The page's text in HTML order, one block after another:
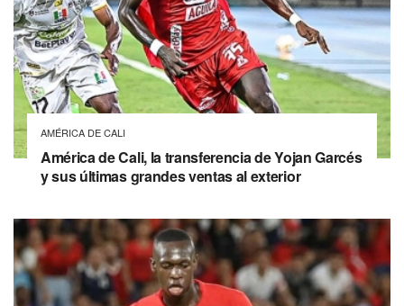
AMÉRICA DE CALI
América de Cali, la transferencia de Yojan Garcés
y sus últimas grandes ventas al exterior